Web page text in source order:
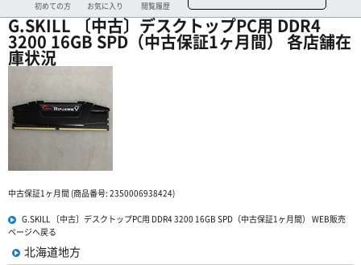
初めての方 お気に入り 閲覧履歴
G.SKILL 〔中古〕デスクトップPC用 DDR4
3200 16GB SPD（中古保証1ヶ月間） 各店舗在
庫状況
中古保証1ヶ月間 (商品番号: 2350006938424)
G.SKILL 〔中古〕デスクトップPC用 DDR4 3200 16GB SPD（中古保証1ヶ月間） WEB販売
ページへ戻る
北海道地方